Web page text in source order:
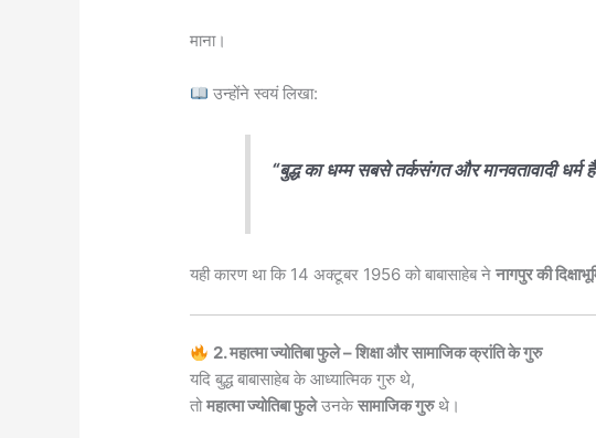
माना।
उन्होंने स्वयं लिखा:
“बुद्ध का धम्म सबसे तर्कसंगत और मानवतावादी धर्म
यही कारण था कि 14 अक्टूबर 1956 को बाबासाहेब नेनागपुर की
2. महात्मा ज्योतिबा फुले – शिक्षा और सामाजिक क्रांति के गुरु
यदि बुद्ध बाबासाहेब के आध्यात्मिक गुरु थे,
तोमहात्मा ज्योतिबा फुलेउनकेसामाजिक गुरुथे।